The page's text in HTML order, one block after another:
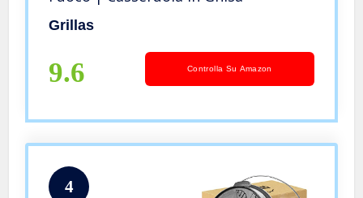
Grillas
9.6 Controlla Su Amazon
4